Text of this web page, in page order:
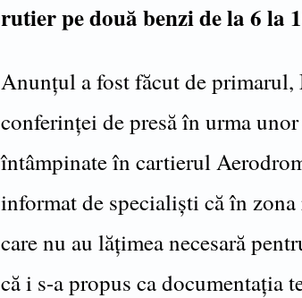
rutier pe două benzi de la 6 la
Anunțul a fost făcut de
conferinței de presă în urma
întâmpinate în cartierul
informat de specialiști că în
care nu au lățimea necesară
că i s-a propus ca documentația